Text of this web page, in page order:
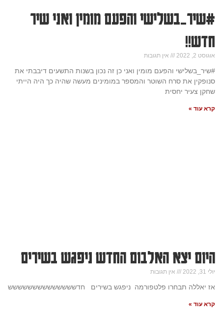
#שיר_בשלישי והפעם מומין ואני שיר
חדש!!
אוגוסט 2, 2022 אין תגובות
#שיר_בשלישי והפעם מומין ואני כן זה נכון בשנות התשעים דיבבתי את
סנופקין את סרח השוטר והמספר במומינים מעשה שהיה כך היה הייתי
שחקן צעיר יחסית
קרא עוד »
היום יצא האלבום החדש ניפגש בשירים
יולי 31, 2022 אין תגובות
אז יאללה תבחרו פלטפורמה ניפגש בשירים חדשששששששששששששש
קרא עוד »